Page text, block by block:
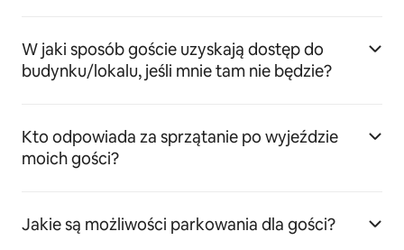
W jaki sposób goście uzyskają dostęp do
budynku/lokalu, jeśli mnie tam nie będzie?
Kto odpowiada za sprzątanie po wyjeździe
moich gości?
Jakie są możliwości parkowania dla gości?